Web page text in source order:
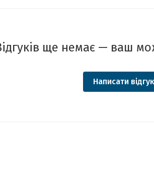
ще немає — ваш
Написати відгук